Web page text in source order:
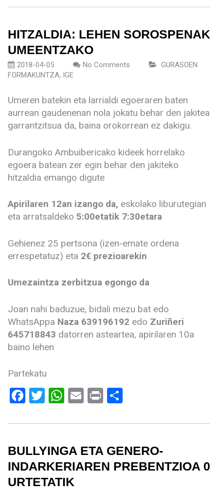
HITZALDIA: LEHEN SOROSPENAK
UMEENTZAKO
2018-04-05 No Comments
GURASOEN
FORMAKUNTZA, IGE
Umeren batekin eta larrialdi egoeraren baten
aurrean gaudenenan nola jokatu behar den jakitea
garrantzitsua da, baina orokorrean ez dakigu.
Durangoko Ambuibericako kideek horrelako
egoera batean zer egin behar den jakiteko
hitzaldia emango digute
Apirilaren 12an izango da, eskolako liburutegian
eta arratsaldeko 5:00etatik 7:30etara
Gehienez 25 pertsona (izen-emate ordena
errespetatuz) eta 2€ prezioarekin
Umezaintza zerbitzua egongo da
Joan nahi baduzue, bidali mezu bat edo
WhatsAppa Naza 639196192 edo Zuriñeri
645718843 datorren asteartea, apirilaren 10a
baino lehen
Partekatu
Facebook
Twitter
WhatsApp
Email
PrintShare
BULLYINGA ETA GENERO-
INDARKERIAREN PREBENTZIOA 0
URTETATIK